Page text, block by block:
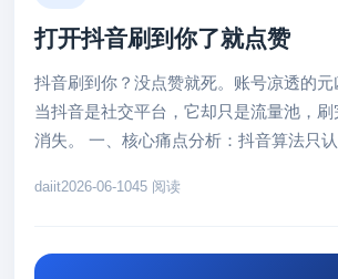
打开抖音刷到你了就点赞
抖音刷到你？没点赞就死。账号凉透的
当抖音是社交平台，它却只是流量池，
消失。 一、核心痛点分析：抖音算法只
daiit2026-06-1045 阅读